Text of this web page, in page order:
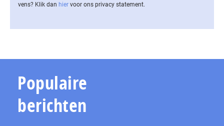
vens? Klik dan hier voor ons privacy statement.
Populaire
berichten